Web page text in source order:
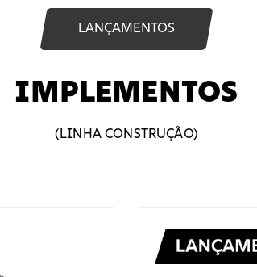
LANÇAMENTOS
IMPLEMENTOS
(LINHA CONSTRUÇÃO)